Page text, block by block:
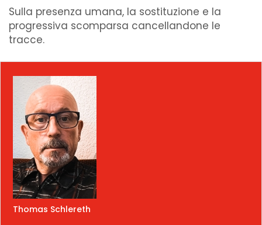
Sulla presenza umana, la sostituzione e la
progressiva scomparsa cancellandone le
tracce.
Thomas Schlereth